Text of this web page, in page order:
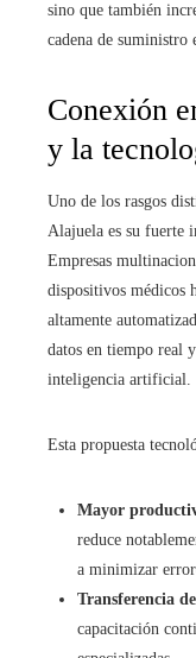
sino que también
cadena de suministro
Conexión
y la
Uno de los rasgos
Alajuela es su fuerte
Empresas
dispositivos médicos
altamente
datos en tiempo real
inteligencia artificial.
Esta propuesta
Mayor
reduce
a minimizar
Transferencia
capacitación